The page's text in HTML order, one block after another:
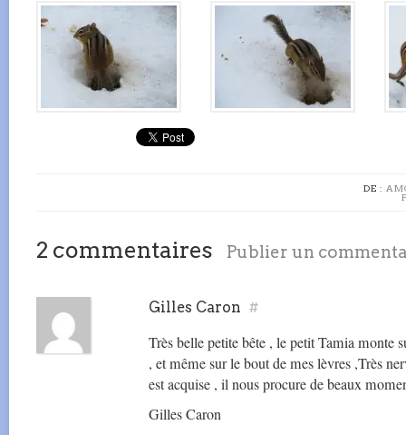
DE :
2 commentaires Publier un
Gilles Caron #
Très belle petite bête , le petit Tamia monte
, et même sur le bout de mes lèvres ,Très
est acquise , il nous procure de beaux
Gilles Caron